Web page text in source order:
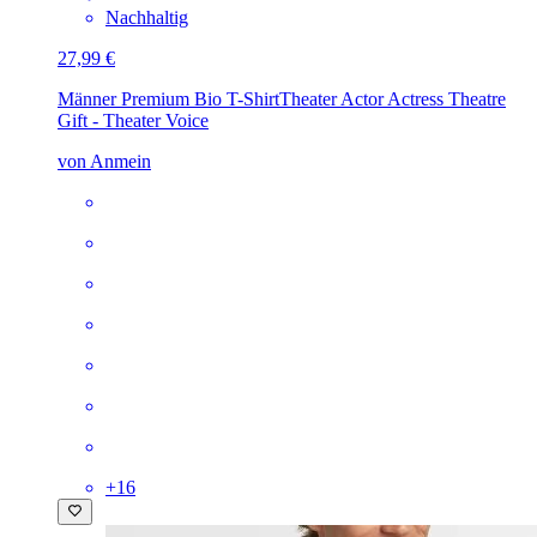
Nachhaltig
27,99 €
Männer Premium Bio T-ShirtTheater Actor Actress Theatre
Gift - Theater Voice
von Anmein
+16